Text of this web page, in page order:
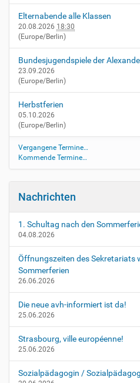
e
…Elternabende alle Klassen
20.08.2026 18:30
(Europe/Berlin)
Bundesjugendspiele der
23.09.2026
(Europe/Berlin)
Herbstferien
05.10.2026
(Europe/Berlin)
Vergangene Termine…
Kommende Termine…
Nachrichten
1. Schultag nach den
04.08.2026
Öffnungszeiten des Sekretariats
Sommerferien
26.06.2026
Die neue avh-informiert ist da!
25.06.2026
Strasbourg, ville européenne!
25.06.2026
Sozialpädagogin /